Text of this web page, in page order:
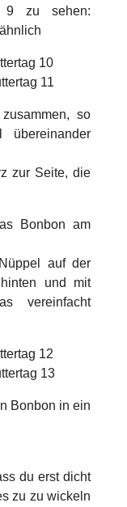
zu sehen:
so
zur Seite, die
Bonbon am
auf der
und mit
vereinfacht
Bonbon in ein
du erst dicht
zu zu wickeln